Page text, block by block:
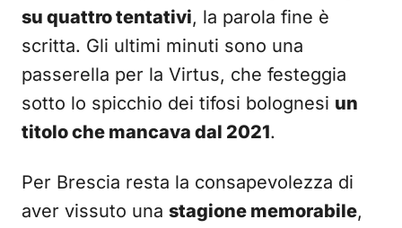
su quattro tentativi, la parola fine è
scritta. Gli ultimi minuti sono una
passerella per la Virtus, che festeggia
sotto lo spicchio dei tifosi bolognesi un
titolo che mancava dal 2021.
Per Brescia resta la consapevolezza di
aver vissuto una stagione memorabile,